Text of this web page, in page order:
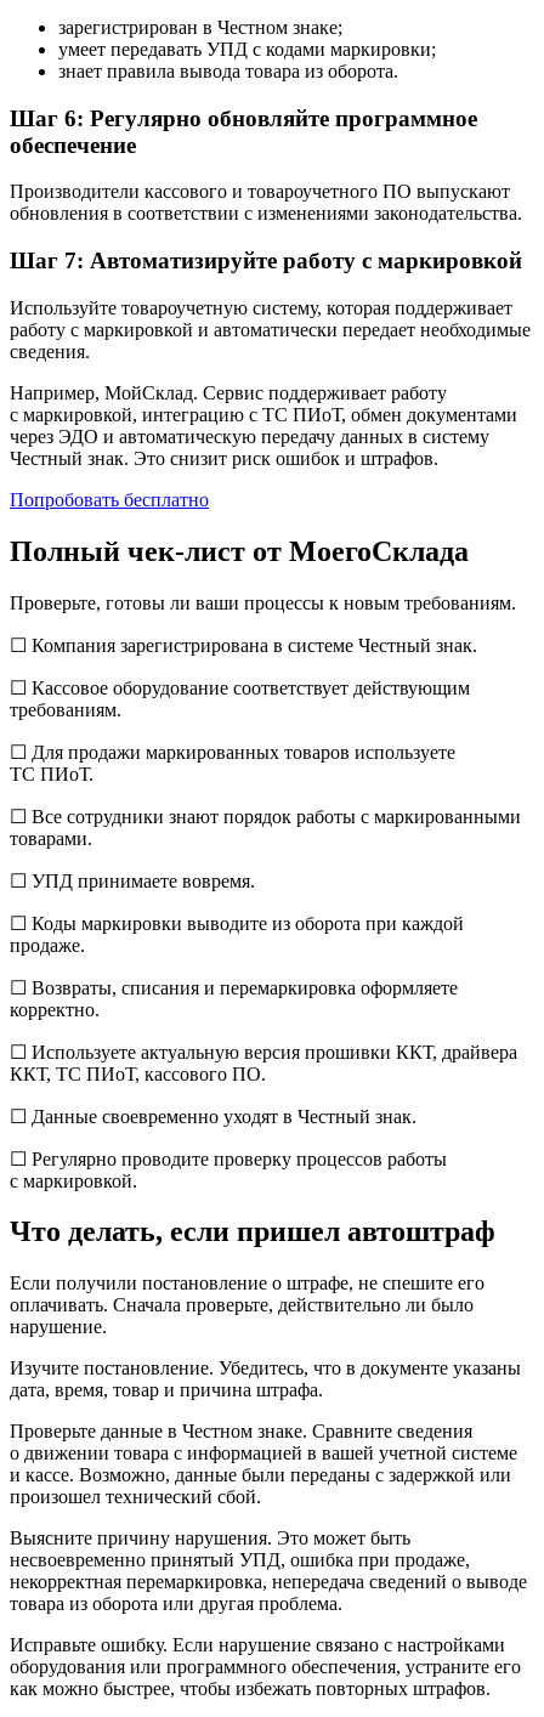
зарегистрирован в Честном знаке;
умеет передавать УПД с кодами маркировки;
знает правила вывода товара из оборота.
Шаг 6: Регулярно обновляйте программное
обеспечение
Производители кассового и товароучетного ПО выпускают
обновления в соответствии с изменениями законодательства.
Шаг 7: Автоматизируйте работу с маркировкой
Используйте товароучетную систему, которая поддерживает
работу с маркировкой и автоматически передает необходимые
сведения.
Например, МойСклад. Сервис поддерживает работу
с маркировкой, интеграцию с ТС ПИоТ, обмен документами
через ЭДО и автоматическую передачу данных в систему
Честный знак. Это снизит риск ошибок и штрафов.
Попробовать бесплатно
Полный чек-лист от МоегоСклада
Проверьте, готовы ли ваши процессы к новым требованиям.
☐ Компания зарегистрирована в системе Честный знак.
☐ Кассовое оборудование соответствует действующим
требованиям.
☐ Для продажи маркированных товаров используете
ТС ПИоТ.
☐ Все сотрудники знают порядок работы с маркированными
товарами.
☐ УПД принимаете вовремя.
☐ Коды маркировки выводите из оборота при каждой
продаже.
☐ Возвраты, списания и перемаркировка оформляете
корректно.
☐ Используете актуальную версия прошивки ККТ, драйвера
ККТ, ТС ПИоТ, кассового ПО.
☐ Данные своевременно уходят в Честный знак.
☐ Регулярно проводите проверку процессов работы
с маркировкой.
Что делать, если пришел автоштраф
Если получили постановление о штрафе, не спешите его
оплачивать. Сначала проверьте, действительно ли было
нарушение.
Изучите постановление. Убедитесь, что в документе указаны
дата, время, товар и причина штрафа.
Проверьте данные в Честном знаке. Сравните сведения
о движении товара с информацией в вашей учетной системе
и кассе. Возможно, данные были переданы с задержкой или
произошел технический сбой.
Выясните причину нарушения. Это может быть
несвоевременно принятый УПД, ошибка при продаже,
некорректная перемаркировка, непередача сведений о выводе
товара из оборота или другая проблема.
Исправьте ошибку. Если нарушение связано с настройками
оборудования или программного обеспечения, устраните его
как можно быстрее, чтобы избежать повторных штрафов.